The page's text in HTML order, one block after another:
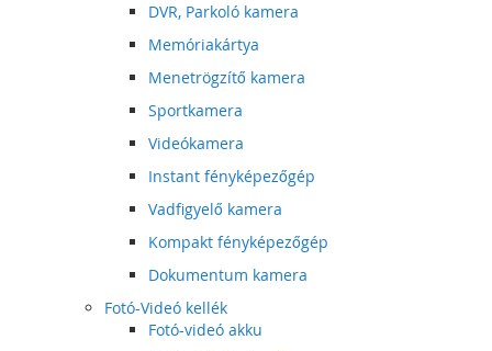
DVR, Parkoló kamera
Memóriakártya
Menetrögzítő kamera
Sportkamera
Videókamera
Instant fényképezőgép
Vadfigyelő kamera
Kompakt fényképezőgép
Dokumentum kamera
Fotó-Videó kellék
Fotó-videó akku